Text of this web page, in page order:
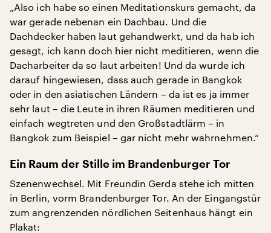
„Also ich habe so einen Meditationskurs gemacht, da
war gerade nebenan ein Dachbau. Und die
Dachdecker haben laut gehandwerkt, und da hab ich
gesagt, ich kann doch hier nicht meditieren, wenn die
Dacharbeiter da so laut arbeiten! Und da wurde ich
darauf hingewiesen, dass auch gerade in Bangkok
oder in den asiatischen Ländern – da ist es ja immer
sehr laut – die Leute in ihren Räumen meditieren und
einfach wegtreten und den Großstadtlärm – in
Bangkok zum Beispiel – gar nicht mehr wahrnehmen.“
Ein Raum der Stille im Brandenburger Tor
Szenenwechsel. Mit Freundin Gerda stehe ich mitten
in Berlin, vorm Brandenburger Tor. An der Eingangstür
zum angrenzenden nördlichen Seitenhaus hängt ein
Plakat: